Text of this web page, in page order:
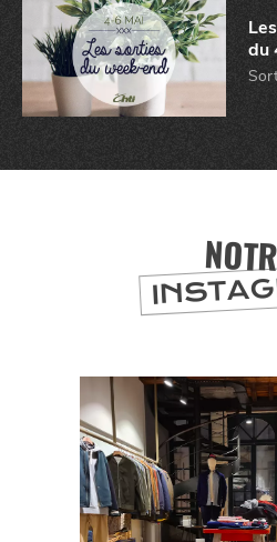
du
CHTITE
BONS PLANS ET
DEPUIS